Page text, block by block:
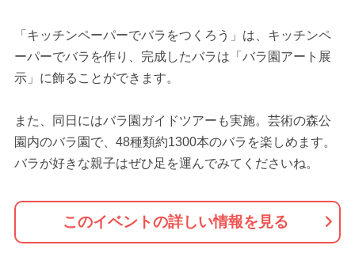
「キッチンペーパーでバラをつくろう」は、キッチンペ
ーパーでバラを作り、完成したバラは「バラ園アート展
示」に飾ることができます。
また、同日にはバラ園ガイドツアーも実施。芸術の森公
園内のバラ園で、48種類約1300本のバラを楽しめます。
バラが好きな親子はぜひ足を運んでみてくださいね。
このイベントの詳しい情報を見る